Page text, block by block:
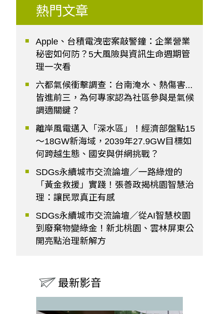
熱門文章
Apple、台積電洩密案敲警鐘：企業營業
秘密如何防？5大風險與資訊生命週期管
理一次看
六都氣候衝擊調查：台南淹水、熱傷害...
皆進前三，為何專家認為社區參與是氣候
調適關鍵？
離岸風電邁入「深水區」！經濟部盤點15
～18GW新海域，2039年27.9GW目標如
何跨越生態、國安與併網挑戰？
SDGs永續城市交流論壇／一路綠燈的
「黃金救援」實踐！張善政揭桃園智慧治
理：讓民眾真正有感
SDGs永續城市交流論壇／從AI智慧校園
到廢棄物變綠金！新北桃園、雲林屏東公
開亮點治理新解方
最新影音